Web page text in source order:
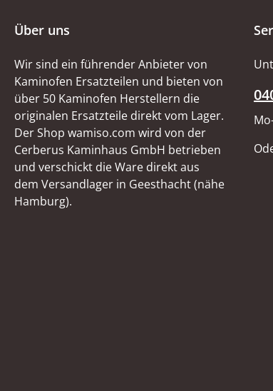
Über uns
Wir sind ein führender Anbieter von
Kaminofen Ersatzteilen und bieten von
über 50 Kaminofen Herstellern die
originalen Ersatzteile direkt vom Lager.
Der Shop wamiso.com wird von der
Cerberus Kaminhaus GmbH betrieben
und verschickt die Ware direkt aus
dem Versandlager in Geesthacht (nähe
Hamburg).